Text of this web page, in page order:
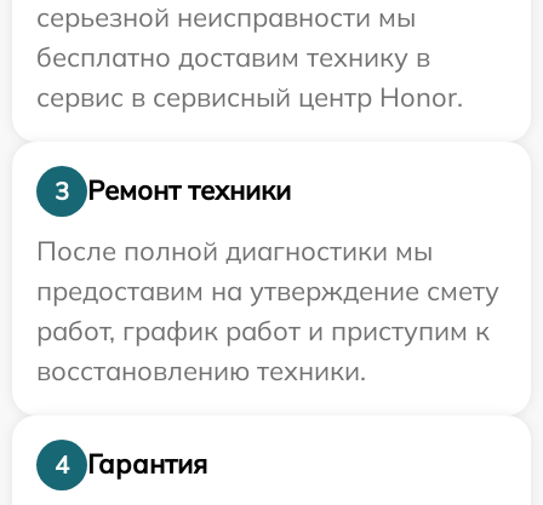
серьезной неисправности мы
бесплатно доставим технику в
сервис в сервисный центр Honor.
3
Ремонт техники
После полной диагностики мы
предоставим на утверждение смету
работ, график работ и приступим к
восстановлению техники.
4
Гарантия